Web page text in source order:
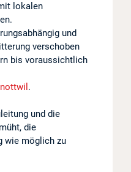
lokalen
und
verschoben
bis voraussichtlich
.
und die
die
wie möglich zu